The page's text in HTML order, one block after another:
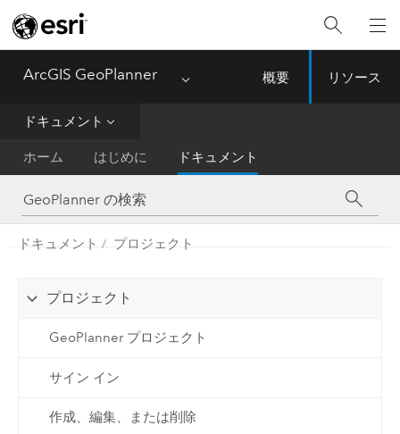
ArcGIS GeoPlanner Menu 概要 リソース
ドキュメント
ホーム はじめに ドキュメント
ドキュメント プロジェクト
プロジェクト
GeoPlanner プロジェクト
サイン イン
作成、編集、または削除